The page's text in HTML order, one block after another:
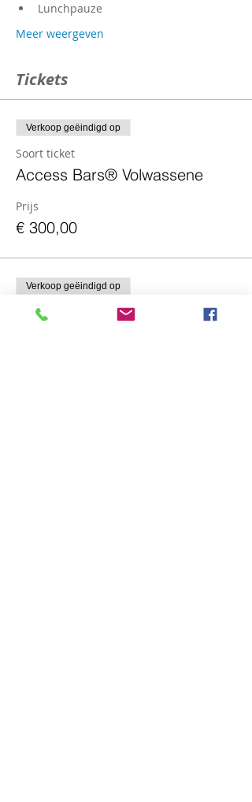
Lunchpauze
Meer weergeven
Tickets
Verkoop geëindigd op
Soort ticket
Access Bars® Volwassene
Prijs
€ 300,00
Verkoop geëindigd op
Soort ticket